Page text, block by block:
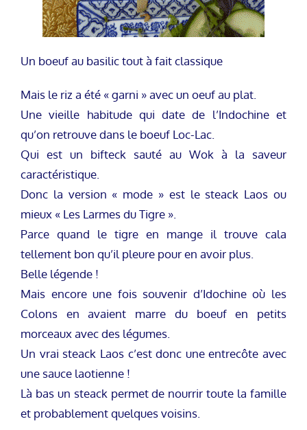
Un boeuf au basilic tout à fait classique
Mais le riz a été « garni » avec un oeuf au plat.
Une vieille habitude qui date de l’Indochine et
qu’on retrouve dans le boeuf Loc-Lac.
Qui est un bifteck sauté au Wok à la saveur
caractéristique.
Donc la version « mode » est le steack Laos ou
mieux « Les Larmes du Tigre ».
Parce quand le tigre en mange il trouve cala
tellement bon qu’il pleure pour en avoir plus.
Belle légende !
Mais encore une fois souvenir d’Idochine où les
Colons en avaient marre du boeuf en petits
morceaux avec des légumes.
Un vrai steack Laos c’est donc une entrecôte avec
une sauce laotienne !
Là bas un steack permet de nourrir toute la famille
et probablement quelques voisins.